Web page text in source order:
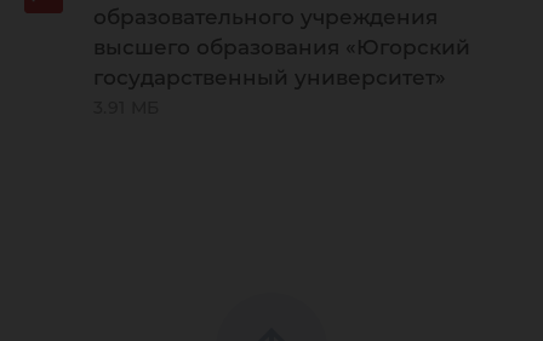
образовательного учреждения
высшего образования «Югорский
государственный университет»